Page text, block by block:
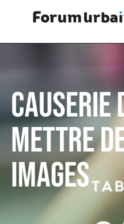
CAUSERIE
METTRE
IMAGES